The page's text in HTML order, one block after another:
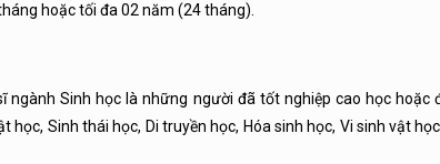
hoặc tối đa 02 năm (24 tháng).
Sinh học là những người đã tốt nghiệp cao học hoặc
Sinh thái học, Di truyền học, Hóa sinh học, Vi sinh vật